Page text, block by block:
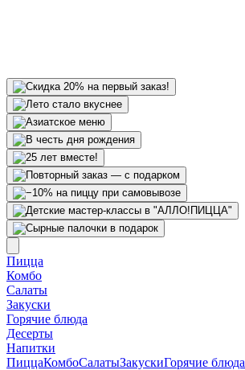
Пицца
Комбо
Салаты
Закуски
Горячие блюда
Десерты
Напитки
ПиццаКомбоСалатыЗакускиГорячие блюда